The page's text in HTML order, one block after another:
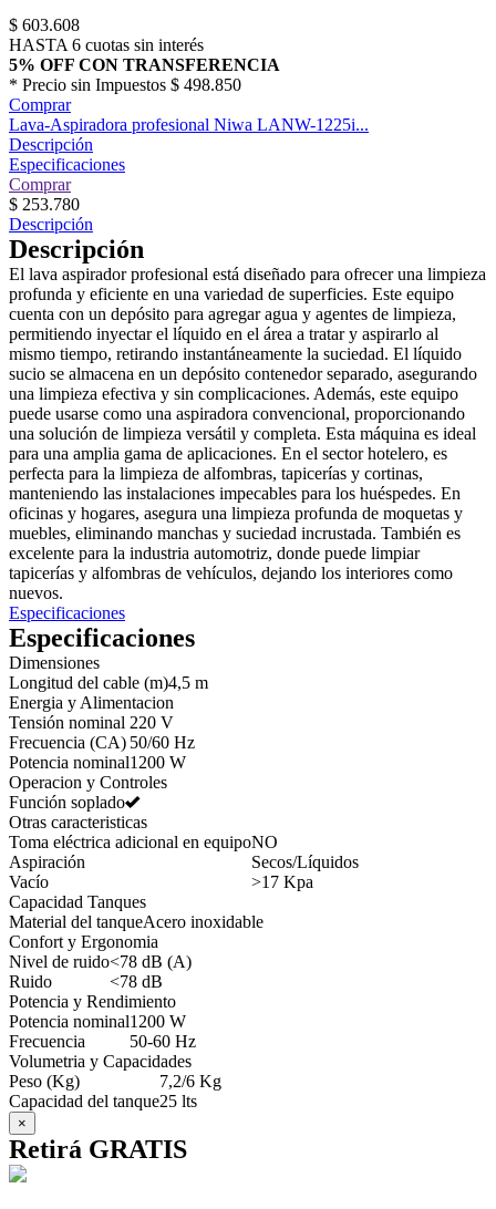
$ 603.608
HASTA 6 cuotas sin interés
5% OFF CON TRANSFERENCIA
* Precio sin Impuestos $ 498.850
Comprar
Lava-Aspiradora profesional Niwa LANW-1225i...
Descripción
Especificaciones
Comprar
$ 253.780
Descripción
Descripción
El lava aspirador profesional está diseñado para ofrecer una limpieza
profunda y eficiente en una variedad de superficies. Este equipo
cuenta con un depósito para agregar agua y agentes de limpieza,
permitiendo inyectar el líquido en el área a tratar y aspirarlo al
mismo tiempo, retirando instantáneamente la suciedad. El líquido
sucio se almacena en un depósito contenedor separado, asegurando
una limpieza efectiva y sin complicaciones. Además, este equipo
puede usarse como una aspiradora convencional, proporcionando
una solución de limpieza versátil y completa. Esta máquina es ideal
para una amplia gama de aplicaciones. En el sector hotelero, es
perfecta para la limpieza de alfombras, tapicerías y cortinas,
manteniendo las instalaciones impecables para los huéspedes. En
oficinas y hogares, asegura una limpieza profunda de moquetas y
muebles, eliminando manchas y suciedad incrustada. También es
excelente para la industria automotriz, donde puede limpiar
tapicerías y alfombras de vehículos, dejando los interiores como
nuevos.
Especificaciones
Especificaciones
Dimensiones
Longitud del cable (m)4,5 m
Energia y Alimentacion
Tensión nominal 220 V
Frecuencia (CA) 50/60 Hz
Potencia nominal1200 W
Operacion y Controles
Función soplado
Otras caracteristicas
Toma eléctrica adicional en equipoNO
Aspiración
Secos/Líquidos
Vacío
>17 Kpa
Capacidad Tanques
Material del tanqueAcero inoxidable
Confort y Ergonomia
Nivel de ruido<78 dB (A)
Ruido
<78 dB
Potencia y Rendimiento
Potencia nominal1200 W
Frecuencia
50-60 Hz
Volumetria y Capacidades
Peso (Kg)
7,2/6 Kg
Capacidad del tanque25 lts
×
Retirá GRATIS